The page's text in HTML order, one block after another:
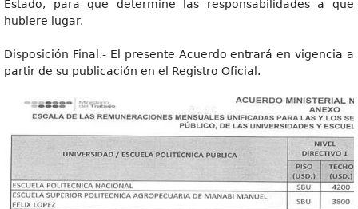
Estado, para que determine las responsabilidades a que
hubiere lugar.
Disposición Final.- El presente Acuerdo entrará en vigencia a
partir de su publicación en el Registro Oficial.